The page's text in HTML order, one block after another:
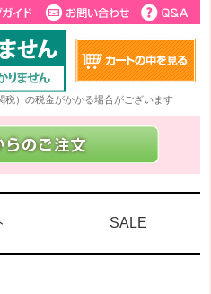
）の税金がかかる場合がございます
SALE